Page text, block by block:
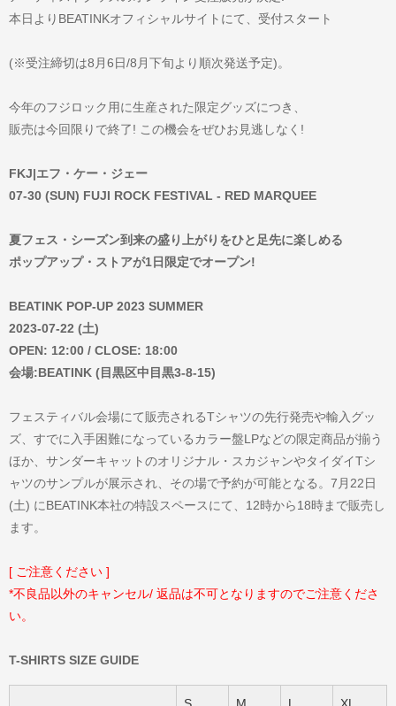
本日よりBEATINKオフィシャルサイトにて、受付スタート
(※受注締切は8月6日/8月下旬より順次発送予定)。
今年のフジロック用に生産された限定グッズにつき、
販売は今回限りで終了! この機会をぜひお見逃しなく!
FKJ|エフ・ケー・ジェー
07-30 (SUN) FUJI ROCK FESTIVAL - RED MARQUEE
夏フェス・シーズン到来の盛り上がりをひと足先に楽しめる
ポップアップ・ストアが1日限定でオープン!
BEATINK POP-UP 2023 SUMMER
2023-07-22 (土)
OPEN: 12:00 / CLOSE: 18:00
会場:BEATINK (目黒区中目黒3-8-15)
フェスティバル会場にて販売されるTシャツの先行発売や輸入グッ
ズ、すでに入手困難になっているカラー盤LPなどの限定商品が揃う
ほか、サンダーキャットのオリジナル・スカジャンやタイダイTシ
ャツのサンプルが展示され、その場で予約が可能となる。7月22日
(土) にBEATINK本社の特設スペースにて、12時から18時まで販売し
ます。
[ ご注意ください ]
*不良品以外のキャンセル/ 返品は不可となりますのでご注意くださ
い。
T-SHIRTS SIZE GUIDE